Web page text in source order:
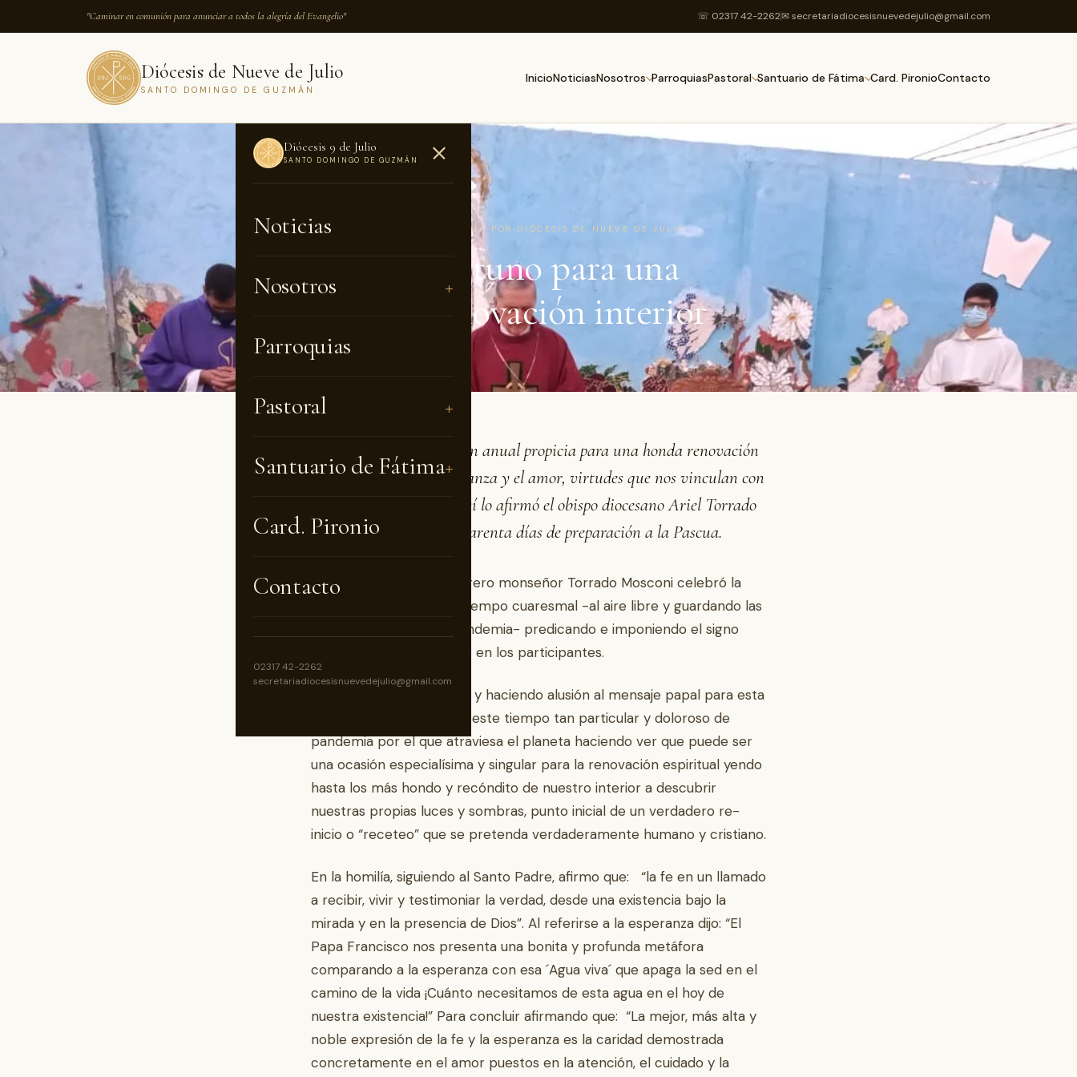
"Caminar en comunión para anunciar a todos la alegría del Evangelio" ☏ 02317 42-2262✉ secretariadiocesisnuevedejulio@gmail.com
Diócesis de Nueve de Julio
SANTO DOMINGO DE GUZMÁN
InicioNoticiasNosotros ParroquiasPastoral Santuario de Fátima Card. PironioContacto
Diócesis 9 de Julio
SANTO DOMINGO DE GUZMÁN
Noticias
Nosotros
Parroquias
Pastoral
Santuario de Fátima
Card. Pironio
Contacto
02317 42-2262
secretariadiocesisnuevedejulio@gmail.com
NOTICIAS · 18 DE FEBRERO DE 2021 · POR DIÓCESIS DE NUEVE DE JULIO
Tiempo oportuno para una
profunda renovación interior
La cuaresma es la ocasión anual propicia para una honda renovación
interior de la fe, la esperanza y el amor, virtudes que nos vinculan con
Dios y entre nosotros. Así lo afirmó el obispo diocesano Ariel Torrado
Mosconi al iniciar los cuarenta días de preparación a la Pascua.
Este miércoles 17 de febrero monseñor Torrado Mosconi celebró la
santa Misa del inicio del tiempo cuaresmal -al aire libre y guardando las
medidas sanitarias de pandemia- predicando e imponiendo el signo
penitencial de las cenizas en los participantes.
Comentando las lecturas y haciendo alusión al mensaje papal para esta
ocasión, reflexionó sobre este tiempo tan particular y doloroso de
pandemia por el que atraviesa el planeta haciendo ver que puede ser
una ocasión especialísima y singular para la renovación espiritual yendo
hasta los más hondo y recóndito de nuestro interior a descubrir
nuestras propias luces y sombras, punto inicial de un verdadero re-
inicio o “receteo” que se pretenda verdaderamente humano y cristiano.
En la homilía, siguiendo al Santo Padre, afirmo que: “la fe en un llamado
a recibir, vivir y testimoniar la verdad, desde una existencia bajo la
mirada y en la presencia de Dios”. Al referirse a la esperanza dijo: “El
Papa Francisco nos presenta una bonita y profunda metáfora
comparando a la esperanza con esa ´Agua viva´ que apaga la sed en el
camino de la vida ¡Cuánto necesitamos de esta agua en el hoy de
nuestra existencia!” Para concluir afirmando que: “La mejor, más alta y
noble expresión de la fe y la esperanza es la caridad demostrada
concretamente en el amor puestos en la atención, el cuidado y la